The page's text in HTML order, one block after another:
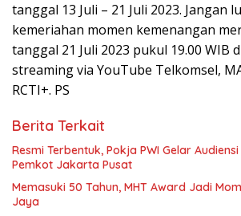
tanggal 13 Juli – 21 Juli 2023. Jangan
kemeriahan momen kemenangan
tanggal 21 Juli 2023 pukul 19.00 WIB
streaming via YouTube Telkomsel,
RCTI+. PS
Berita Terkait
Resmi Terbentuk, Pokja PWI Gelar
Pemkot Jakarta Pusat
Memasuki 50 Tahun, MHT Award Jadi
Jaya